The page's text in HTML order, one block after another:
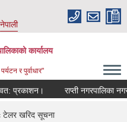
नेपाली
कार्यालय
र पुर्वाधार"
प्रकाशन। राप्ती नगरपालिका
खरिद सूचना